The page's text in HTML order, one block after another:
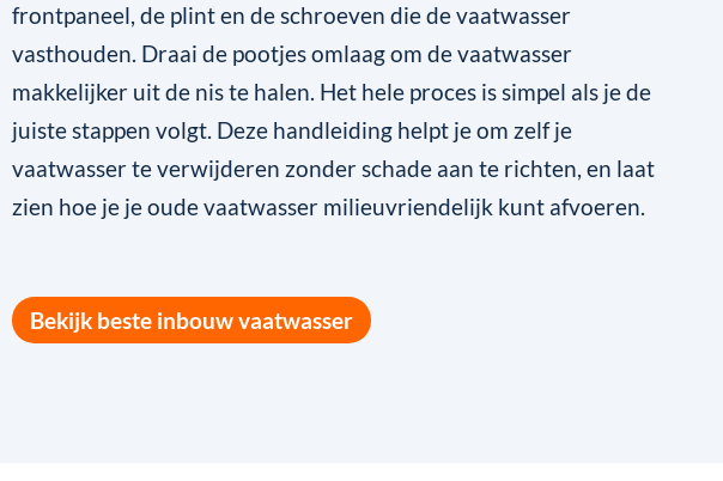
frontpaneel, de plint en de schroeven die de vaatwasser
vasthouden. Draai de pootjes omlaag om de vaatwasser
makkelijker uit de nis te halen. Het hele proces is simpel als je de
juiste stappen volgt. Deze handleiding helpt je om zelf je
vaatwasser te verwijderen zonder schade aan te richten, en laat
zien hoe je je oude vaatwasser milieuvriendelijk kunt afvoeren.
Bekijk beste inbouw vaatwasser